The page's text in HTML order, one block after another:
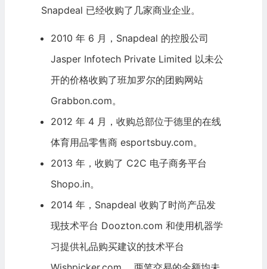
Snapdeal 已经收购了几家商业企业。
2010 年 6 月，Snapdeal 的控股公司
Jasper Infotech Private Limited 以未公
开的价格收购了班加罗尔的团购网站
Grabbon.com。
2012 年 4 月，收购总部位于德里的在线
体育用品零售商 esportsbuy.com。
2013 年，收购了 C2C 电子商务平台
Shopo.in。
2014 年，Snapdeal 收购了时尚产品发
现技术平台 Doozton.com 和使用机器学
习提供礼品购买建议的技术平台